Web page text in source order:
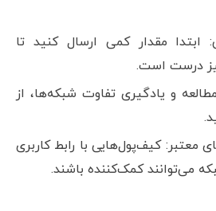
ابتدا مقدار کمی ارسال کنید تا
درست است.
و یادگیری تفاوت شبکه‌ها، از
معتبر: کیف‌پول‌هایی با رابط کاربری
می‌توانند کمک‌کننده باشند.